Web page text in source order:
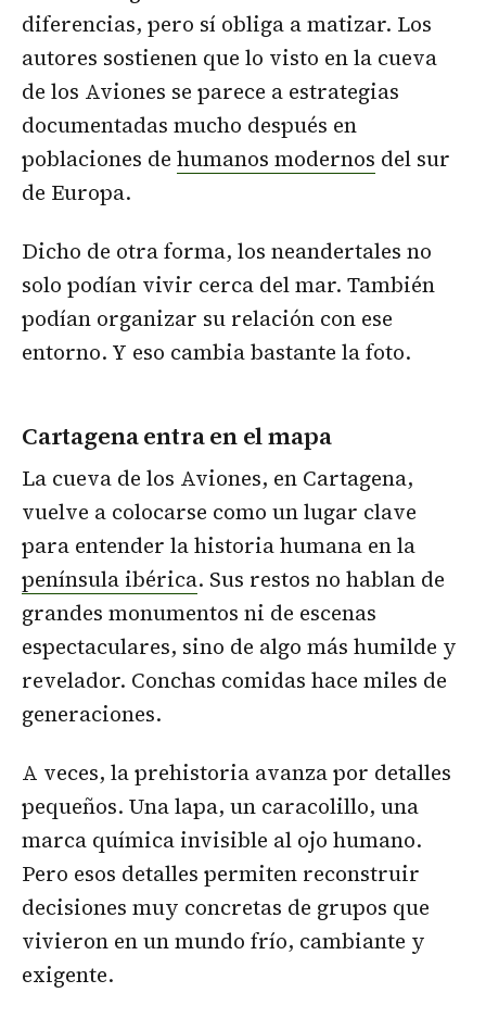
diferencias, pero sí obliga a matizar. Los
autores sostienen que lo visto en la cueva
de los Aviones se parece a estrategias
documentadas mucho después en
poblaciones de humanos modernos del sur
de Europa.
Dicho de otra forma, los neandertales no
solo podían vivir cerca del mar. También
podían organizar su relación con ese
entorno. Y eso cambia bastante la foto.
Cartagena entra en el mapa
La cueva de los Aviones, en Cartagena,
vuelve a colocarse como un lugar clave
para entender la historia humana en la
península ibérica. Sus restos no hablan de
grandes monumentos ni de escenas
espectaculares, sino de algo más humilde y
revelador. Conchas comidas hace miles de
generaciones.
A veces, la prehistoria avanza por detalles
pequeños. Una lapa, un caracolillo, una
marca química invisible al ojo humano.
Pero esos detalles permiten reconstruir
decisiones muy concretas de grupos que
vivieron en un mundo frío, cambiante y
exigente.